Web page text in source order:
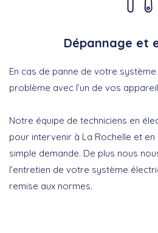
Dépannage et
En cas de panne de votre
problème avec l’un de vos
Notre équipe de techniciens en
pour intervenir à La Rochelle et
simple demande. De plus nous
l’entretien de votre système
remise aux normes.